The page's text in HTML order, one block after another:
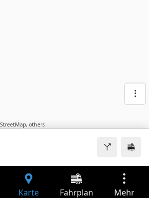
, others
Karte Fahrplan Mehr